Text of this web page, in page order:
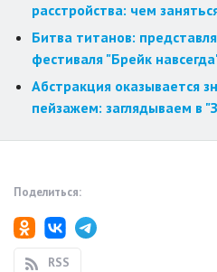
расстройства: чем
Битва титанов:
фестиваля "Брейк
Абстракция оказывается
пейзажем: заглядываем в
Поделиться:
RSS